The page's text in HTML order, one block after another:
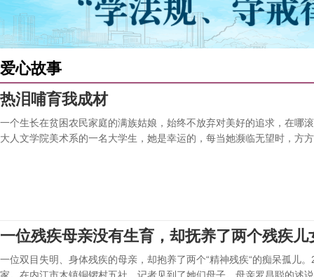
爱心故事
热泪哺育我成材
一个生长在贫困农民家庭的满族姑娘，始终不放弃对美好的追求，在哪
大人文学院美术系的一名大学生，她是幸运的，每当她濒临无望时，
一位残疾母亲没有生育，却抚养了两个残疾儿
一位双目失明、身体残疾的母亲，却抱养了两个“精神残疾“的痴呆孤儿